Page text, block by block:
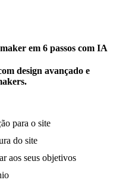
em 6 passos com IA
design avançado e
para o site
do site
aos seus objetivos